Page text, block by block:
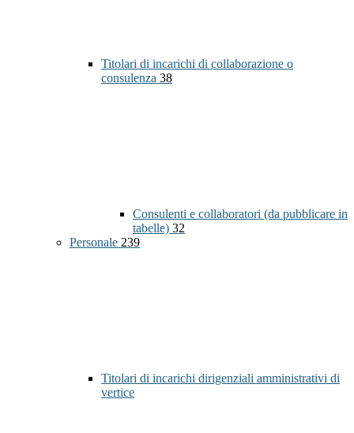
Titolari di incarichi di collaborazione o
consulenza 38
Consulenti e collaboratori (da pubblicare in
tabelle) 32
Personale 239
Titolari di incarichi dirigenziali amministrativi di
vertice